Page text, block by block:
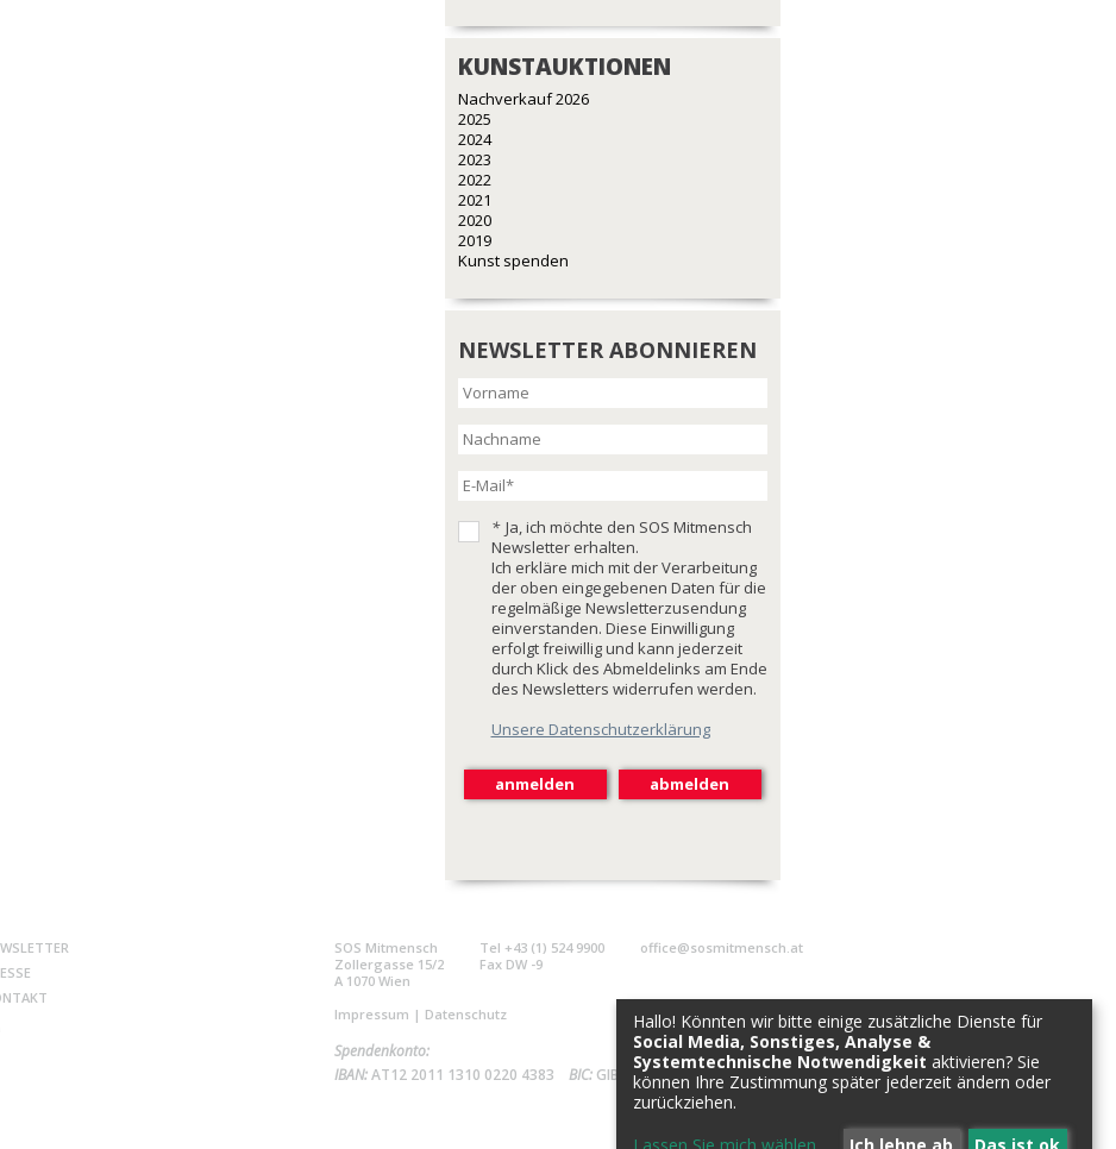
KUNSTAUKTIONEN
Nachverkauf 2026
2025
2024
2023
2022
2021
2020
2019
Kunst spenden
NEWSLETTER ABONNIEREN
* Ja, ich möchte den SOS Mitmensch
Newsletter erhalten.
Ich erkläre mich mit der Verarbeitung
der oben eingegebenen Daten für die
regelmäßige Newsletterzusendung
einverstanden. Diese Einwilligung
erfolgt freiwillig und kann jederzeit
durch Klick des Abmeldelinks am Ende
des Newsletters widerrufen werden.
Unsere Datenschutzerklärung
SOS Mitmensch
Zollergasse 15/2
A 1070 Wien
Tel +43 (1) 524 9900
Fax DW -9
office@sosmitmensch.at
Impressum | Datenschutz
Spendenkonto:
IBAN:AT12 2011 1310 0220 4383 BIC: GIBAATWWXXX
Hallo! Könnten wir bitte einige zusätzliche Dienste für
Social Media, Sonstiges, Analyse &
Systemtechnische Notwendigkeit aktivieren? Sie
können Ihre Zustimmung später jederzeit ändern oder
zurückziehen.